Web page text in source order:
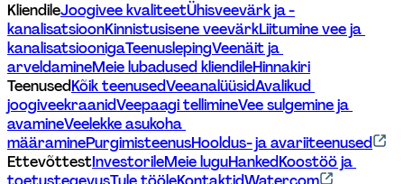
KliendileJoogivee kvaliteetÜhisveevärk ja -
kanalisatsioonKinnistusisene veevärkLiitumine vee ja
kanalisatsioonigaTeenuslepingVeenäit ja
arveldamineMeie lubadused kliendileHinnakiri
TeenusedKõik teenusedVeeanalüüsidAvalikud
joogiveekraanidVeepaagi tellimineVee sulgemine ja
avamineVeelekke asukoha
määraminePurgimisteenusHooldus- ja avariiteenused
EttevõttestInvestorileMeie luguHankedKoostöö ja